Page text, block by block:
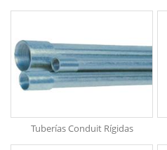
Tuberías Conduit Rígidas